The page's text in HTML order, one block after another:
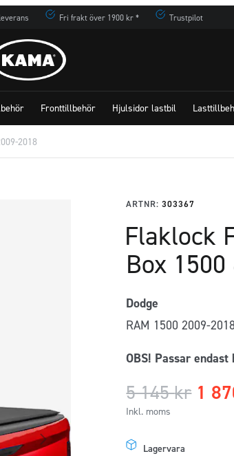
Fri frakt över 1900 kr * Trustpilot
Fronttillbehör Hjulsidor lastbil
2018
ARTNR:303367
Flaklock
Box
Dodge
RAM 1500 2009-
OBS! Passar
5 145kr 1
Inkl. moms
Lagervara